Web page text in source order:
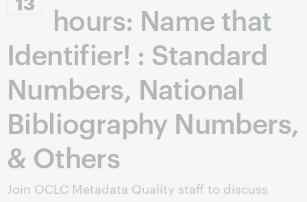
hours: Name that
Identifier! : Standard
Numbers, National
Bibliography Numbers,
& Others
Join OCLC Metadata Quality staff to discuss